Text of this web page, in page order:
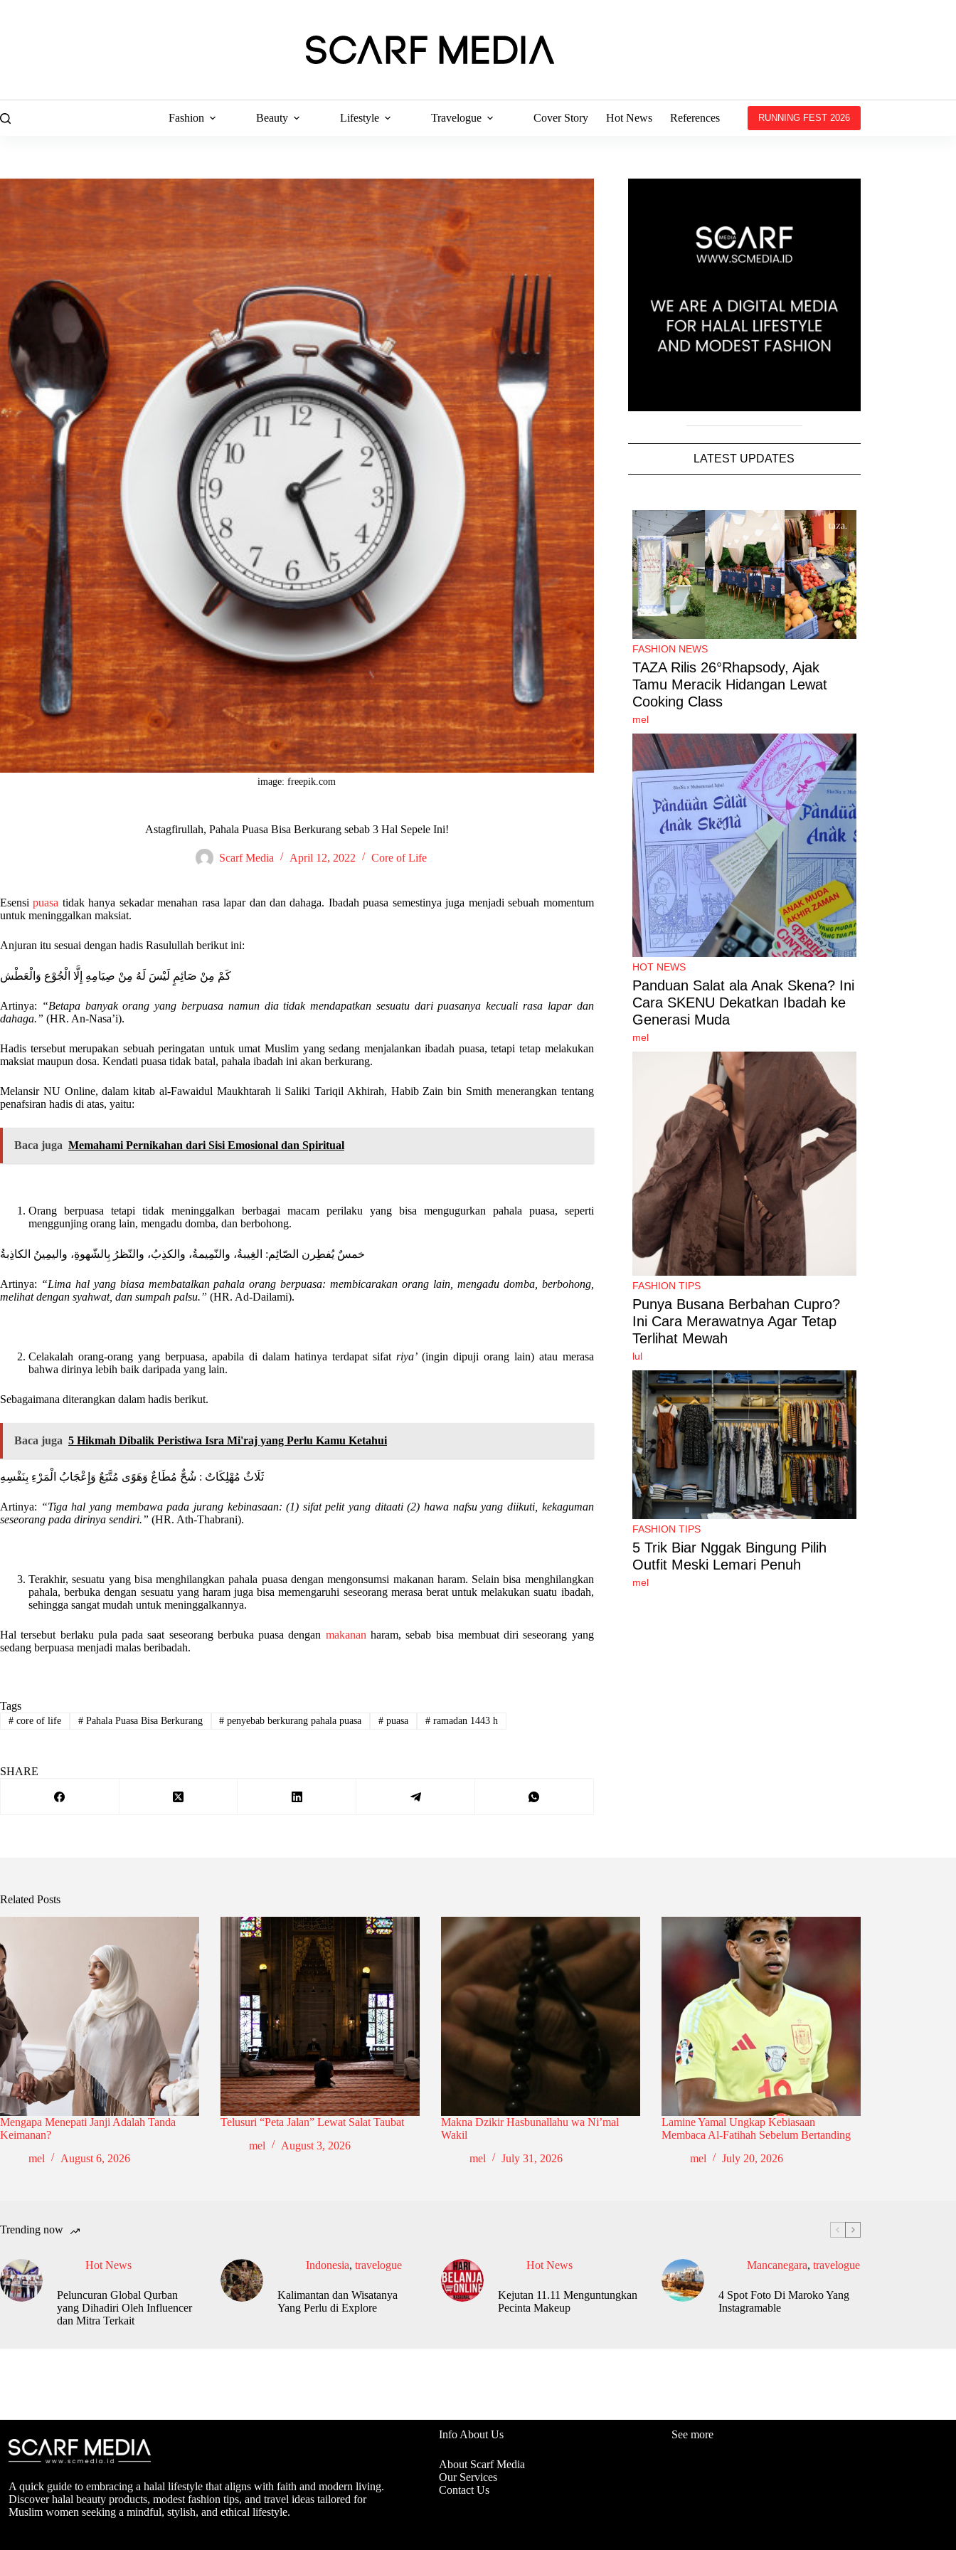
Fashion Beauty Lifestyle Travelogue Cover Story Hot News References RUNNING FEST 2026
image: freepik.com
Astagfirullah, Pahala Puasa Bisa Berkurang sebab 3 Hal Sepele Ini!
Scarf Media April 12, 2022 Core of Life
Esensipuasa tidak hanya sekadar menahan rasa lapar dan dan dahaga. Ibadah puasa semestinya juga menjadi sebuah momentum
untuk meninggalkan maksiat.
Anjuran itu sesuai dengan hadis Rasulullah berikut ini:
كَمْ مِنْ صَائِمٍ لَيْسَ لَهُ مِنْ صِيَامِهِ إِلَّا الْجُوْع وَالْعَطْش
Artinya: “Betapa banyak orang yang berpuasa namun dia tidak mendapatkan sesuatu dari puasanya kecuali rasa lapar dan
dahaga.” (HR. An-Nasa’i).
Hadis tersebut merupakan sebuah peringatan untuk umat Muslim yang sedang menjalankan ibadah puasa, tetapi tetap melakukan
maksiat maupun dosa. Kendati puasa tidak batal, pahala ibadah ini akan berkurang.
Melansir NU Online, dalam kitab al-Fawaidul Maukhtarah li Saliki Tariqil Akhirah, Habib Zain bin Smith menerangkan tentang
penafsiran hadis di atas, yaitu:
Baca juga Memahami Pernikahan dari Sisi Emosional dan Spiritual
Orang berpuasa tetapi tidak meninggalkan berbagai macam perilaku yang bisa mengugurkan pahala puasa, seperti
menggunjing orang lain, mengadu domba, dan berbohong.
خمسٌ يُفطِرن الصّائِم: الغِيبةُ، والنّمِيمةُ، والكذِبُ، والنّظرُ بِالشّهوةِ، واليمِينُ الكاذِبةُ
Artinya: “Lima hal yang biasa membatalkan pahala orang berpuasa: membicarakan orang lain, mengadu domba, berbohong,
melihat dengan syahwat, dan sumpah palsu.” (HR. Ad-Dailami).
Celakalah orang-orang yang berpuasa, apabila di dalam hatinya terdapat sifat riya’(ingin dipuji orang lain) atau merasa
bahwa dirinya lebih baik daripada yang lain.
Sebagaimana diterangkan dalam hadis berikut.
Baca juga 5 Hikmah Dibalik Peristiwa Isra Mi'raj yang Perlu Kamu Ketahui
ثَلَاثٌ مُهْلِكَاتٌ : شُحٌّ مُطَاعٌ وَهَوًى مُتَّبَعٌ وَإِعْجَابُ الْمَرْءِ بِنَفْسِهِ
Artinya: “Tiga hal yang membawa pada jurang kebinasaan: (1) sifat pelit yang ditaati (2) hawa nafsu yang diikuti, kekaguman
seseorang pada dirinya sendiri.” (HR. Ath-Thabrani).
Terakhir, sesuatu yang bisa menghilangkan pahala puasa dengan mengonsumsi makanan haram. Selain bisa menghilangkan
pahala, berbuka dengan sesuatu yang haram juga bisa memengaruhi seseorang merasa berat untuk melakukan suatu ibadah,
sehingga sangat mudah untuk meninggalkannya.
Hal tersebut berlaku pula pada saat seseorang berbuka puasa dengan makanan haram, sebab bisa membuat diri seseorang yang
sedang berpuasa menjadi malas beribadah.
Tags
#core of life #Pahala Puasa Bisa Berkurang # penyebab berkurang pahala puasa # puasa # ramadan 1443 h
SHARE
LATEST UPDATES
FASHION NEWS
TAZA Rilis 26°Rhapsody, Ajak
Tamu Meracik Hidangan Lewat
Cooking Class
mel
HOT NEWS
Panduan Salat ala Anak Skena? Ini
Cara SKENU Dekatkan Ibadah ke
Generasi Muda
mel
FASHION TIPS
Punya Busana Berbahan Cupro?
Ini Cara Merawatnya Agar Tetap
Terlihat Mewah
lul
FASHION TIPS
5 Trik Biar Nggak Bingung Pilih
Outfit Meski Lemari Penuh
mel
Related Posts
Mengapa Menepati Janji Adalah Tanda
Keimanan?
mel
August 6, 2026
Telusuri “Peta Jalan” Lewat Salat Taubat
mel
August 3, 2026
Makna Dzikir Hasbunallahu wa Ni’mal
Wakil
mel
July 31, 2026
Lamine Yamal Ungkap Kebiasaan
Membaca Al-Fatihah Sebelum Bertanding
mel
July 20, 2026
Trending now
Hot News
Peluncuran Global Qurban
yang Dihadiri Oleh Influencer
dan Mitra Terkait
Indonesia, travelogue
Kalimantan dan Wisatanya
Yang Perlu di Explore
Hot News
Kejutan 11.11 Menguntungkan
Pecinta Makeup
Mancanegara, travelogue
4 Spot Foto Di Maroko Yang
Instagramable
A quick guide to embracing a halal lifestyle that aligns with faith and modern living.
Discover halal beauty products, modest fashion tips, and travel ideas tailored for
Muslim women seeking a mindful, stylish, and ethical lifestyle.
Info About Us
About Scarf Media
Our Services
Contact Us
See more